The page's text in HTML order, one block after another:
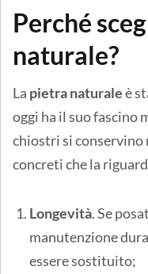
Perché
naturale?
La pietra naturaleè
oggi ha il suo fascino
chiostri si conservino
concreti che la
Longevità. Se
manutenzione
essere sostituito;